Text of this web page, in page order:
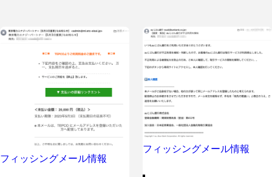
フィッシングメール情報
フィッシングメール情報